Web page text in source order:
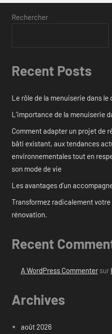
Rechercher
Recent Posts
Le rôle de la menuiserie dans le
L’importance de la menuiserie
Comment adapter un projet de
bâti existant, aux tendances
environnementales tout en
son mode de vie
Les avantages d’un
Transformez radicalement
rénovation.
Recent
A WordPress Commentersur
Archives
août 2026